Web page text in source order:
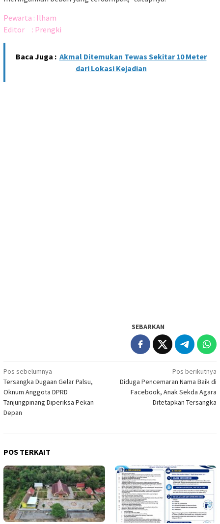
Pewarta : Ilham
Editor : Prengki
Baca Juga : Akmal Ditemukan Tewas Sekitar 10 Meter
dari Lokasi Kejadian
SEBARKAN
Navigasi
pos
Pos sebelumnya
Tersangka Dugaan Gelar Palsu,
Oknum Anggota DPRD
Tanjungpinang Diperiksa Pekan
Depan
Pos berikutnya
Diduga Pencemaran Nama Baik di
Facebook, Anak Sekda Agara
Ditetapkan Tersangka
POS TERKAIT